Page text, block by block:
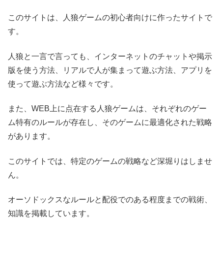
このサイトは、人狼ゲームの初心者向けに作ったサイトで
す。
人狼と一言で言っても、インターネットのチャットや掲示
版を使う方法、リアルで人が集まって遊ぶ方法、アプリを
使って遊ぶ方法など様々です。
また、WEB上に点在する人狼ゲームは、それぞれのゲー
ム特有のルールが存在し、そのゲームに最適化された戦略
があります。
このサイトでは、特定のゲームの戦略など深堀りはしませ
ん。
オーソドックスなルールと配役でのある程度までの戦術、
知識を掲載しています。